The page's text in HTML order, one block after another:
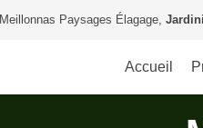
Meillonnas Paysages Élagage,
Accueil